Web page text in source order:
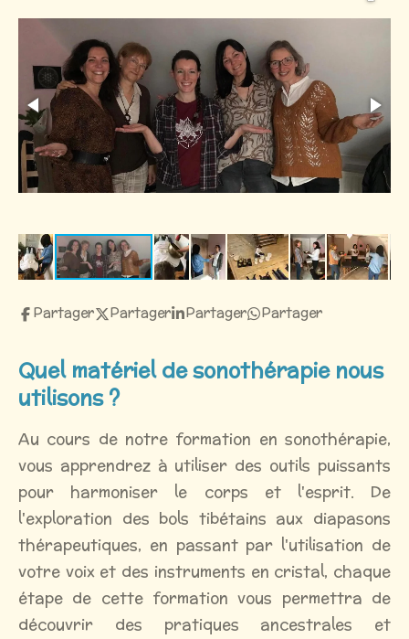
Partager Partager Partager Partager
Quel matériel de sonothérapie nous
utilisons ?
Au cours de notre formation en sonothérapie,
vous apprendrez à utiliser des outils puissants
pour harmoniser le corps et l'esprit. De
l'exploration des bols tibétains aux diapasons
thérapeutiques, en passant par l'utilisation de
votre voix et des instruments en cristal, chaque
étape de cette formation vous permettra de
découvrir des pratiques ancestrales et